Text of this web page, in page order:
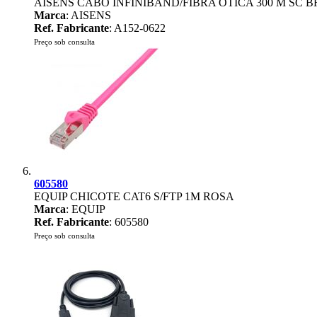
AISENS CABO INFINIBAND/FIBRA ÓTICA 300 M SC
Marca: AISENS
Ref. Fabricante: A152-0622
Preço sob consulta
605580
EQUIP CHICOTE CAT6 S/FTP 1M ROSA
Marca: EQUIP
Ref. Fabricante: 605580
Preço sob consulta